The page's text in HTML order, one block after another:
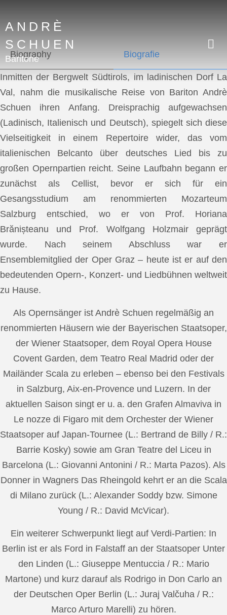
ANDRÈ
SCHUEN
Baritone
Biography Biografie
Inmitten der Bergwelt Südtirols, im ladinischen Dorf La
Val, nahm die musikalische Reise von Bariton Andrè
Schuen ihren Anfang. Dreisprachig aufgewachsen
(Ladinisch, Italienisch und Deutsch), spiegelt sich diese
Vielseitigkeit in einem Repertoire wider, das vom
italienischen Belcanto über deutsches Lied bis zu
großen Opernpartien reicht. Seine Laufbahn begann er
zunächst als Cellist, bevor er sich für ein
Gesangsstudium am renommierten Mozarteum
Salzburg entschied, wo er von Prof. Horiana
Brănișteanu und Prof. Wolfgang Holzmair geprägt
wurde. Nach seinem Abschluss war er
Ensemblemitglied der Oper Graz – heute ist er auf den
bedeutenden Opern-, Konzert- und Liedbühnen weltweit
zu Hause.
Als Opernsänger ist Andrè Schuen regelmäßig an
renommierten Häusern wie der Bayerischen Staatsoper,
der Wiener Staatsoper, dem Royal Opera House
Covent Garden, dem Teatro Real Madrid oder der
Mailänder Scala zu erleben – ebenso bei den Festivals
in Salzburg, Aix-en-Provence und Luzern. In der
aktuellen Saison singt er u. a. den Grafen Almaviva in
Le nozze di Figaro mit dem Orchester der Wiener
Staatsoper auf Japan-Tournee (L.: Bertrand de Billy / R.:
Barrie Kosky) sowie am Gran Teatre del Liceu in
Barcelona (L.: Giovanni Antonini / R.: Marta Pazos). Als
Donner in Wagners Das Rheingold kehrt er an die Scala
di Milano zurück (L.: Alexander Soddy bzw. Simone
Young / R.: David McVicar).
Ein weiterer Schwerpunkt liegt auf Verdi-Partien: In
Berlin ist er als Ford in Falstaff an der Staatsoper Unter
den Linden (L.: Giuseppe Mentuccia / R.: Mario
Martone) und kurz darauf als Rodrigo in Don Carlo an
der Deutschen Oper Berlin (L.: Juraj Valčuha / R.:
Marco Arturo Marelli) zu hören.